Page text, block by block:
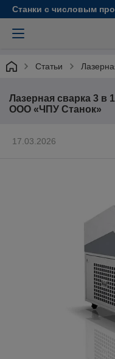
Станки с числовым
Статьи
Лазерная сварка 3 в
ООО «ЧПУ Станок»
17.03.2026